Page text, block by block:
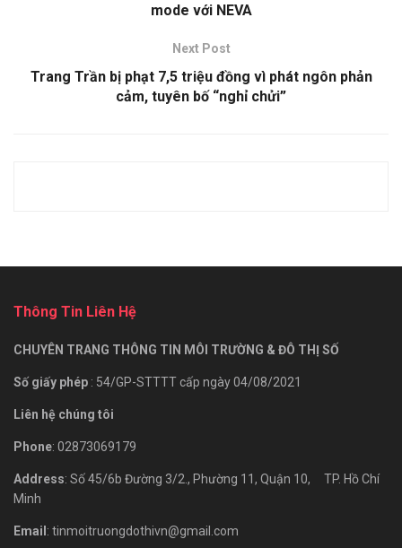
mode với NEVA
Next Post
Trang Trần bị phạt 7,5 triệu đồng vì phát ngôn phản
cảm, tuyên bố “nghỉ chửi”
Thông Tin Liên Hệ
CHUYÊN TRANG THÔNG TIN MÔI TRƯỜNG & ĐÔ THỊ SỐ
Số giấy phép : 54/GP-STTTT cấp ngày 04/08/2021
Liên hệ chúng tôi
Phone: 02873069179
Address: Số 45/6b Đường 3/2., Phường 11, Quận 10, TP. Hồ Chí
Minh
Email : tinmoitruongdothivn@gmail.com